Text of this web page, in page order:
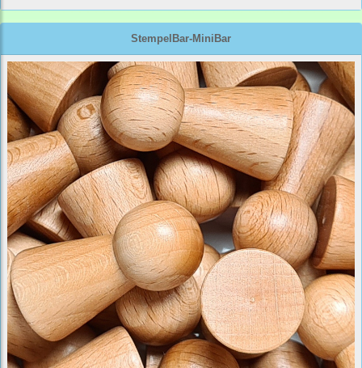
StempelBar-MiniBar